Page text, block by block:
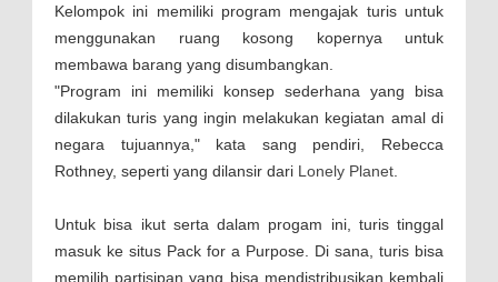
Kelompok ini memiliki program mengajak turis untuk
menggunakan ruang kosong kopernya untuk
membawa barang yang disumbangkan.
"Program ini memiliki konsep sederhana yang bisa
dilakukan turis yang ingin melakukan kegiatan amal di
negara tujuannya," kata sang pendiri, Rebecca
Rothney, seperti yang dilansir dari Lonely Planet
Untuk bisa ikut serta dalam progam ini, turis tinggal
masuk ke situs Pack for a Purpose. Di sana, turis bisa
memilih partisipan yang bisa mendistribusikan kembali